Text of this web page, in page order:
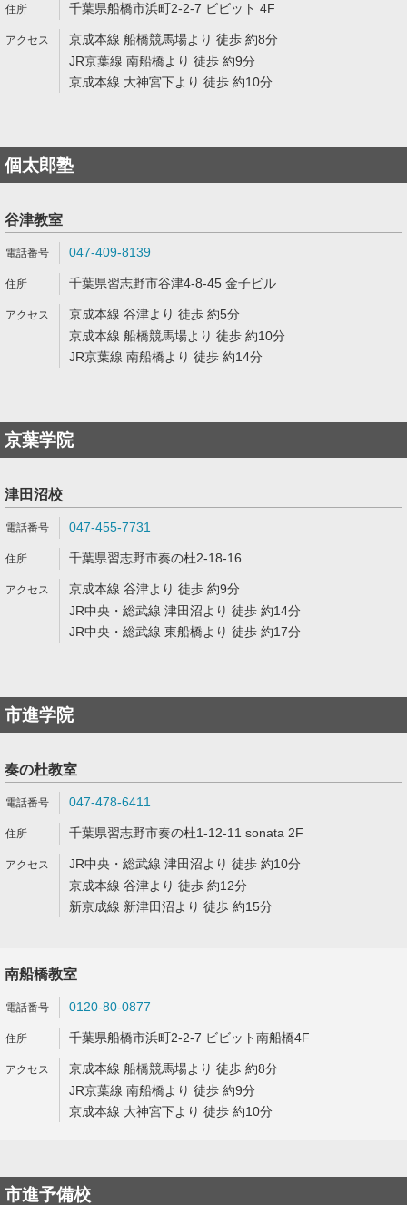
千葉県船橋市浜町2-2-7 ビビット 4F
京成本線 船橋競馬場より 徒歩 約8分
JR京葉線 南船橋より 徒歩 約9分
京成本線 大神宮下より 徒歩 約10分
個太郎塾
谷津教室
047-409-8139
千葉県習志野市谷津4-8-45 金子ビル
京成本線 谷津より 徒歩 約5分
京成本線 船橋競馬場より 徒歩 約10分
JR京葉線 南船橋より 徒歩 約14分
京葉学院
津田沼校
047-455-7731
千葉県習志野市奏の杜2-18-16
京成本線 谷津より 徒歩 約9分
JR中央・総武線 津田沼より 徒歩 約14分
JR中央・総武線 東船橋より 徒歩 約17分
市進学院
奏の杜教室
047-478-6411
千葉県習志野市奏の杜1-12-11 sonata 2F
JR中央・総武線 津田沼より 徒歩 約10分
京成本線 谷津より 徒歩 約12分
新京成線 新津田沼より 徒歩 約15分
南船橋教室
0120-80-0877
千葉県船橋市浜町2-2-7 ビビット南船橋4F
京成本線 船橋競馬場より 徒歩 約8分
JR京葉線 南船橋より 徒歩 約9分
京成本線 大神宮下より 徒歩 約10分
市進予備校